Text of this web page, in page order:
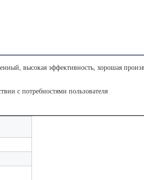
высокая эффективность, хорошая
с потребностями пользователя